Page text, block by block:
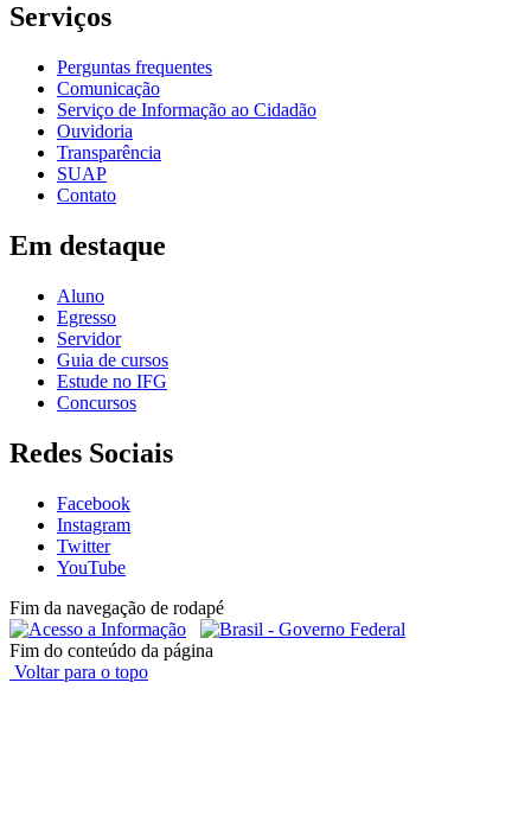
Serviços
Perguntas frequentes
Comunicação
Serviço de Informação ao Cidadão
Ouvidoria
Transparência
SUAP
Contato
Em destaque
Aluno
Egresso
Servidor
Guia de cursos
Estude no IFG
Concursos
Redes Sociais
Facebook
Instagram
Twitter
YouTube
Fim da navegação de rodapé
Fim do conteúdo da página
Voltar para o topo